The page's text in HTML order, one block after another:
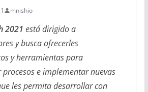
mnishio
2021 está dirigido a
y busca ofrecerles
y herramientas para
e implementar nuevas
les permita desarrollar con